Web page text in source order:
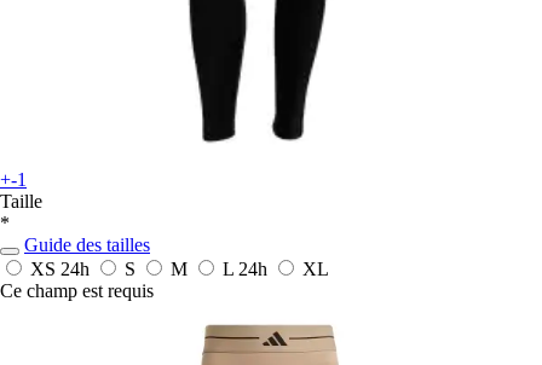
+-1
Taille
*
Guide des tailles
XS 24h S M L 24h
XL
Ce champ est requis